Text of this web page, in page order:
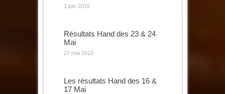
1 juin 2015
Résultats Hand des 23 & 24
Mai
27 mai 2015
Les résultats Hand des 16 &
17 Mai